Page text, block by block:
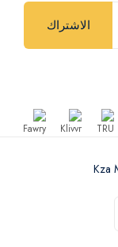
الاشتراك